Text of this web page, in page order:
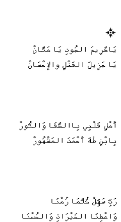
يَاكَرِيمَ الجُودِ يَا مَنَّانْ
يَا جَزِيلَ الفَضْلِ والإِحْسَانْ
أَمْلِ قَلْبِي بِاالصَّفَا وَالنُّورْ
بِابْنِ طٰهَ أَحْمَدَ المَشْهُورْ
رَبِّ سَهِّلْ كُلَّمَا رُمْنَا
وَاعْطِنَا الخَيْرَاتِ وَالحُسْنَا